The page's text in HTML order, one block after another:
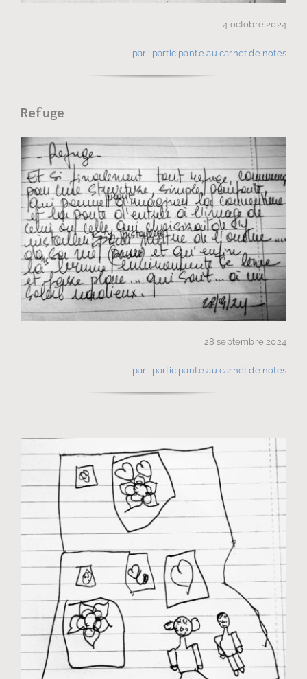
4 octobre 2024
par : participant.e au carnet de notes
Refuge
28 septembre 2024
par : participant.e au carnet de notes